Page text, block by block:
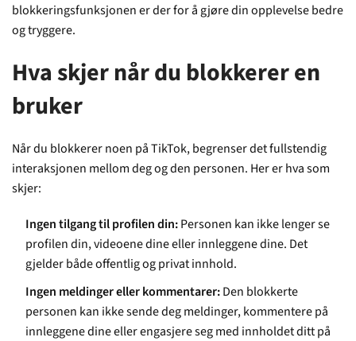
blokkeringsfunksjonen er der for å gjøre din opplevelse bedre
og tryggere.
Hva skjer når du blokkerer en
bruker
Når du blokkerer noen på TikTok, begrenser det fullstendig
interaksjonen mellom deg og den personen. Her er hva som
skjer:
Ingen tilgang til profilen din:Personen kan ikke lenger se
profilen din, videoene dine eller innleggene dine. Det
gjelder både offentlig og privat innhold.
Ingen meldinger eller kommentarer:Den blokkerte
personen kan ikke sende deg meldinger, kommentere på
innleggene dine eller engasjere seg med innholdet ditt på